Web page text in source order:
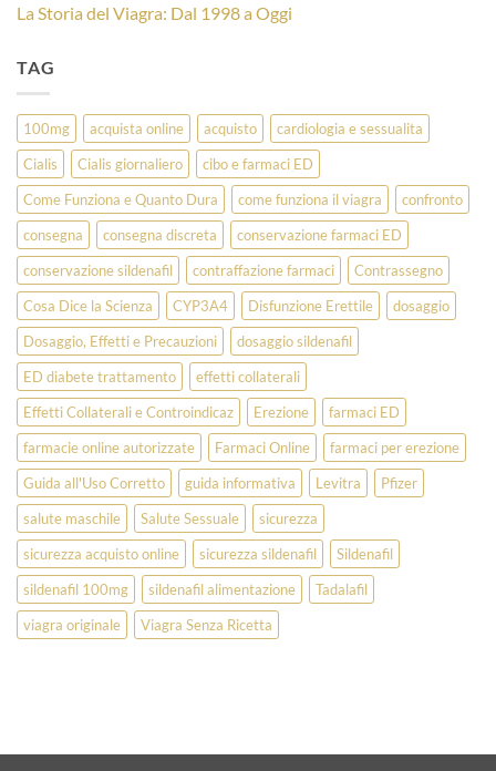
La Storia del Viagra: Dal 1998 a Oggi
TAG
100mg acquista online acquisto
cardiologia e sessualita
Cialis
Cialis giornaliero
cibo e farmaci ED
Come Funziona e Quanto Dura
come funziona il viagra
confronto
consegna
consegna discreta
conservazione farmaci ED
conservazione sildenafil
contraffazione farmaci
Contrassegno
Cosa Dice la Scienza
CYP3A4 Disfunzione Erettile
dosaggio
Dosaggio, Effetti e Precauzioni
dosaggio sildenafil
ED diabete trattamento
effetti collaterali
Effetti Collaterali e Controindicaz
Erezione
farmaci ED
farmacie online autorizzate
Farmaci Online
farmaci per erezione
Guida all'Uso Corretto
guida informativa Levitra
Pfizer
salute maschile
Salute Sessuale
sicurezza
sicurezza acquisto online
sicurezza sildenafil
Sildenafil
sildenafil 100mg
sildenafil alimentazione
Tadalafil
viagra originale
Viagra Senza Ricetta